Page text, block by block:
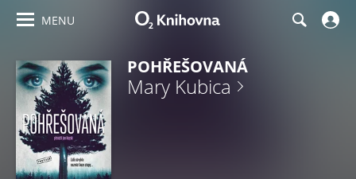
MENU
POHŘEŠOVANÁ
Mary Kubica